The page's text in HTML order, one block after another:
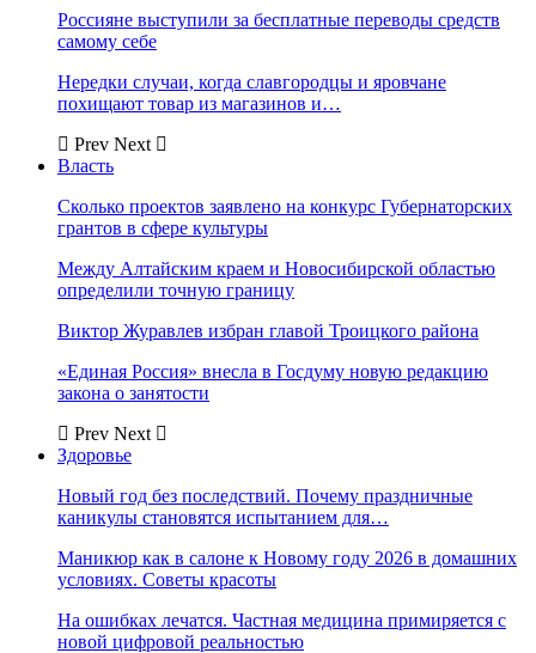
Россияне выступили за бесплатные переводы средств
самому себе
Нередки случаи, когда славгородцы и яровчане
похищают товар из магазинов и…
Prev Next
Власть
Сколько проектов заявлено на конкурс Губернаторских
грантов в сфере культуры
Между Алтайским краем и Новосибирской областью
определили точную границу
Виктор Журавлев избран главой Троицкого района
«Единая Россия» внесла в Госдуму новую редакцию
закона о занятости
Prev Next
Здоровье
Новый год без последствий. Почему праздничные
каникулы становятся испытанием для…
Маникюр как в салоне к Новому году 2026 в домашних
условиях. Советы красоты
На ошибках лечатся. Частная медицина примиряется с
новой цифровой реальностью